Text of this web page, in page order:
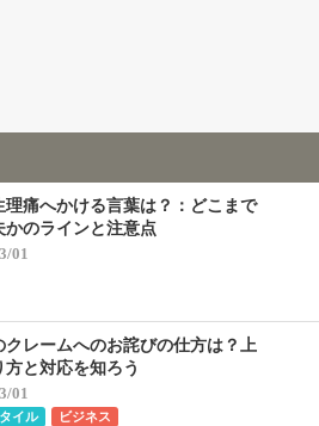
理痛へかける言葉は？：どこまで
かのラインと注意点
01
クレームへのお詫びの仕方は？上
方と対応を知ろう
01
イル ビジネス